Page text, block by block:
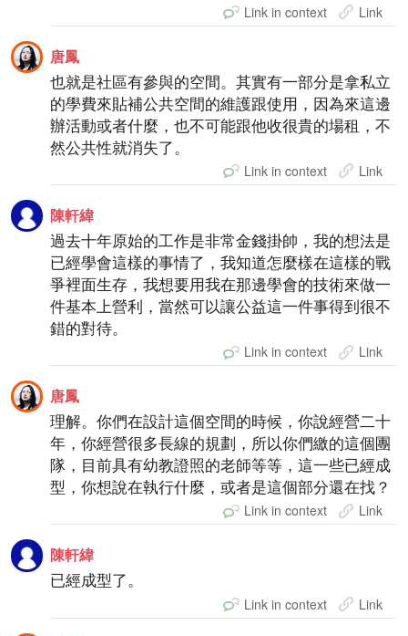
Link in context Link
唐鳳
也就是社區有參與的空間。其實有一部分是拿私立
的學費來貼補公共空間的維護跟使用，因為來這邊
辦活動或者什麼，也不可能跟他收很貴的場租，不
然公共性就消失了。
Link in context Link
陳軒緯
過去十年原始的工作是非常金錢掛帥，我的想法是
已經學會這樣的事情了，我知道怎麼樣在這樣的戰
爭裡面生存，我想要用我在那邊學會的技術來做一
件基本上營利，當然可以讓公益這一件事得到很不
錯的對待。
Link in context Link
唐鳳
理解。你們在設計這個空間的時候，你說經營二十
年，你經營很多長線的規劃，所以你們繳的這個團
隊，目前具有幼教證照的老師等等，這一些已經成
型，你想說在執行什麼，或者是這個部分還在找？
Link in context Link
陳軒緯
已經成型了。
Link in context Link